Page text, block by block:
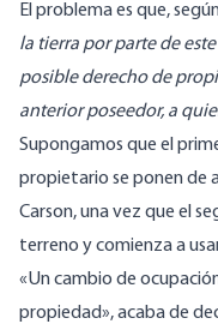
El problema es que,
la tierra por parte de
posible derecho de
anterior poseedor, a
Supongamos que el
propietario se ponen de
Carson, una vez que el
terreno y comienza a
«Un cambio de
propiedad», acaba de